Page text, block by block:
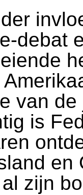
debat
van de
is
en
zijn